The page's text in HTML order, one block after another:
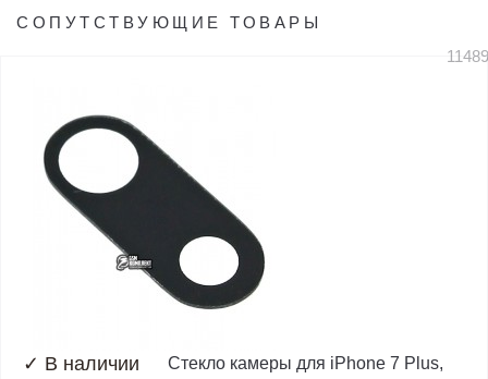
СОПУТСТВУЮЩИЕ ТОВАРЫ
✓ В наличии
Стекло камеры для iPhone 7 Plus,